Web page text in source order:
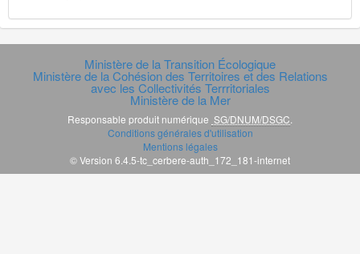
Ministère de la Transition Écologique
Ministère de la Cohésion des Territoires et des Relations
avec les Collectivités Terrritoriales
Ministère de la Mer
Responsable produit numérique SG/DNUM/DSGC
Conditions générales d'utilisation
Mentions légales
© Version 6.4.5-tc_cerbere-auth_172_181-internet